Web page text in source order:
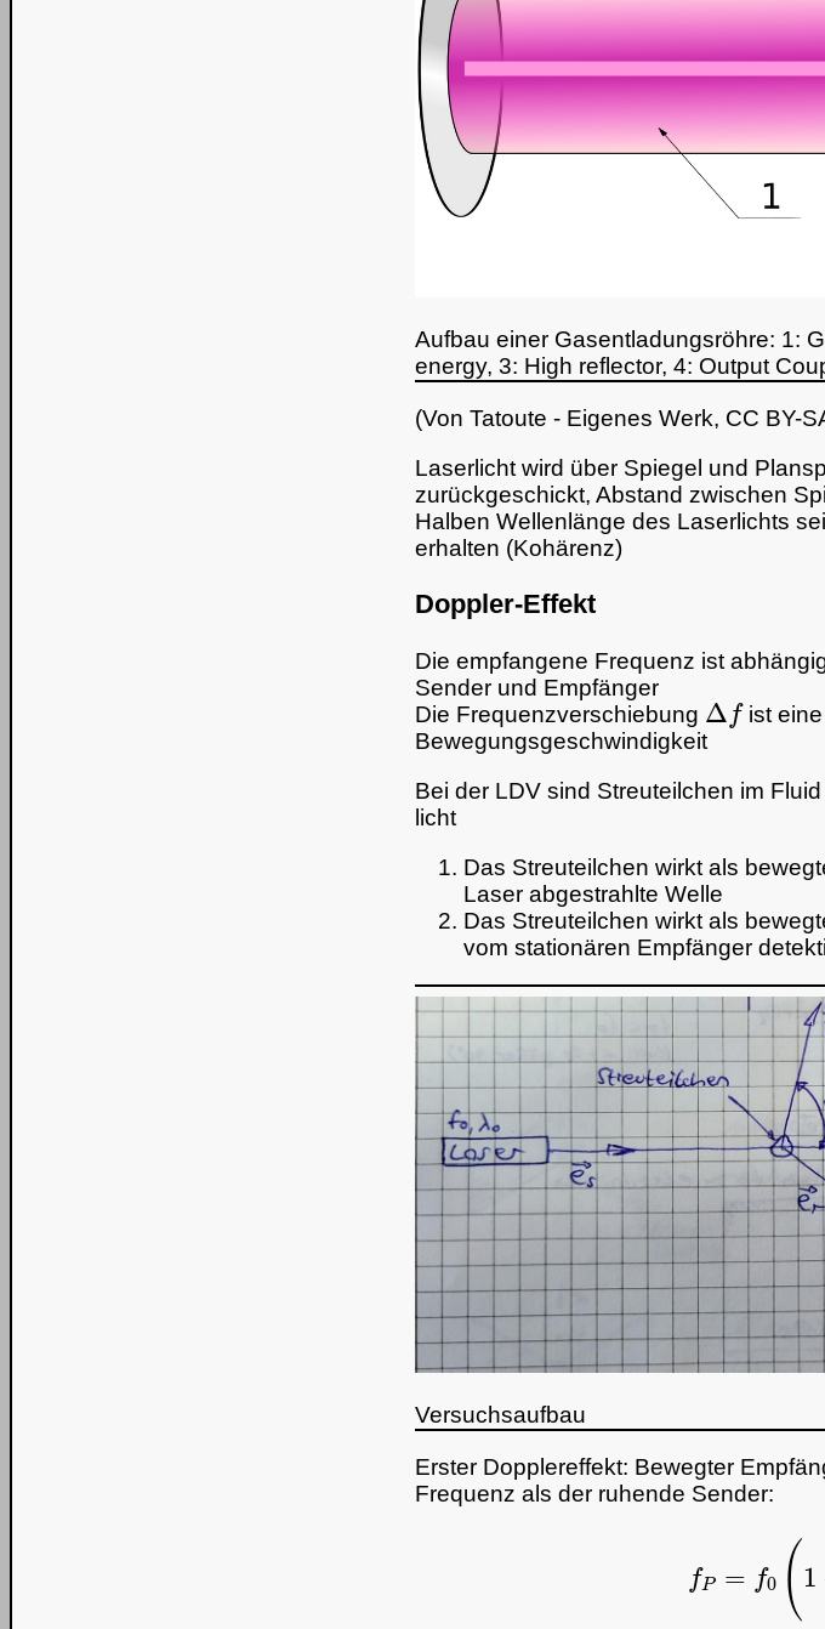
Aufbau einer Gasentladungsröhre: 1:
energy, 3: High reflector, 4: Output
(Von Tatoute - Eigenes Werk, CC BY-
Laserlicht wird über Spiegel und
zurückgeschickt, Abstand zwischen
Halben Wellenlänge des Laserlichts
erhalten (Kohärenz)
Doppler-Effekt
Die empfangene Frequenz ist
Sender und Empfänger
Die Frequenzverschiebung
Δ
ist eine
Bewegungsgeschwindigkeit
Bei der LDV sind Streuteilchen im
licht
Das Streuteilchen wirkt als
Laser abgestrahlte Welle
Das Streuteilchen wirkt als
vom stationären Empfänger
Versuchsaufbau
Erster Dopplereffekt: Bewegter
Frequenz als der ruhende Sender:
−v